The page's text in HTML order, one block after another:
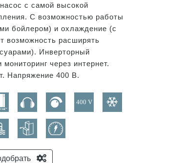
с самой высокой
C возможностью работы
бойлером) и охлаждение (с
возможность расширять
Инверторный
через интернет.
Напряжение 400 В.